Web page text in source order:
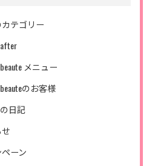
テゴリー
beaute メニュー
beauteのお客様
の日記
ーン